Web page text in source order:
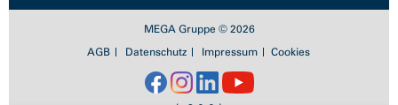
MEGA Gruppe © 2026
AGB
Datenschutz Impressum Cookies